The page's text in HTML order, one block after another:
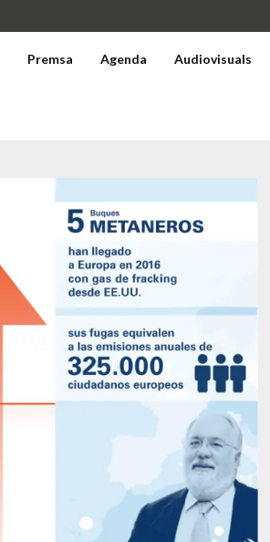
Premsa Agenda Audiovisuals